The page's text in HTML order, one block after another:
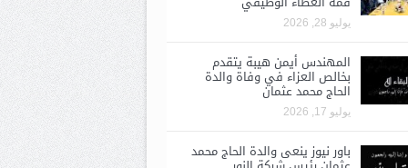
يوليو 28, 2026
المهندس أيمن هيبة يتقدم
بخالص العزاء في وفاة والدة
الحاج محمد عثمان
يوليو 17, 2026
باور نيوز ينعى والدة الحاج محمد